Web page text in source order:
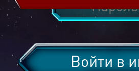
Войти в